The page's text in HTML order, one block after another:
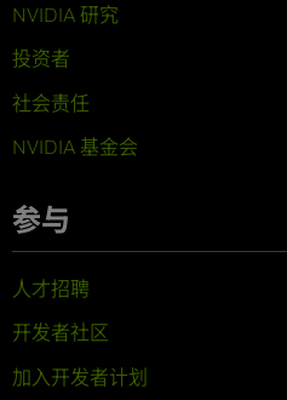
NVIDIA 研究
投资者
社会责任
NVIDIA 基金会
参与
人才招聘
开发者社区
加入开发者计划